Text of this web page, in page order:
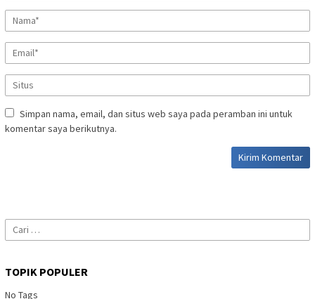
Simpan nama, email, dan situs web saya pada peramban ini untuk
komentar saya berikutnya.
Cari
untuk:
TOPIK POPULER
No Tags